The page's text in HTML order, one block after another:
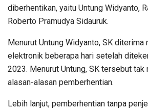
diberhentikan, yaitu Untung Widyanto,
Roberto Pramudya Sidauruk.
Menurut Untung Widyanto, SK diterima
elektronik beberapa hari setelah
2023. Menurut Untung, SK tersebut tak
alasan-alasan pemberhentian.
Lebih lanjut, pemberhentian tanpa